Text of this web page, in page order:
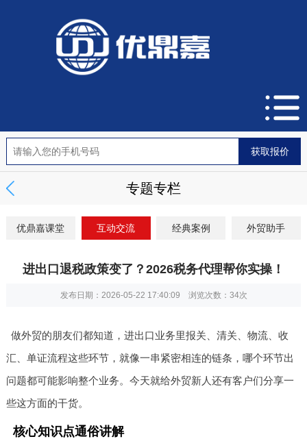
专题专栏
优鼎嘉课堂 互动交流 经典案例 外贸助手
进出口退税政策变了？2026税务代理帮你实操！
发布日期：2026-05-22 17:40:09 浏览次数： 34次
做外贸的朋友们都知道，进出口业务里报关、清关、物流、收
汇、单证流程这些环节，就像一串紧密相连的链条，哪个环节出
问题都可能影响整个业务。今天就给外贸新人还有客户们分享一
些这方面的干货。
核心知识点通俗讲解